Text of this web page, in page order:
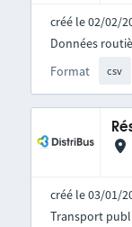
créé le 02/02/
Format csv
Données
créé le 03/01/
Transport